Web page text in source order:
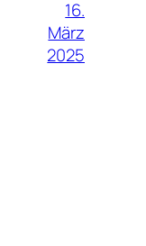
16.
März
2025